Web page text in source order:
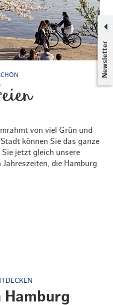
Newsletter
von viel Grün und
können Sie das ganze
Sie jetzt gleich unsere
Jahreszeiten, die Hamburg
Hamburg